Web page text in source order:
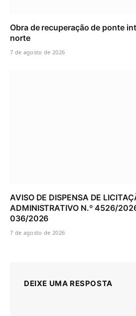
Obra de recuperação de ponte
norte
7 de agosto de 2026
AVISO DE DISPENSA DE
ADMINISTRATIVO N.º 4526/
036/2026
7 de agosto de 2026
DEIXE UMA RESPOSTA